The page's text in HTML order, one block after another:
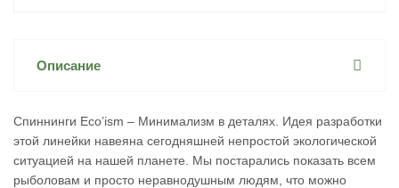
Описание
Спиннинги Eco’ism – Минимализм в деталях. Идея разработки
этой линейки навеяна сегодняшней непростой экологической
ситуацией на нашей планете. Мы постарались показать всем
рыболовам и просто неравнодушным людям, что можно